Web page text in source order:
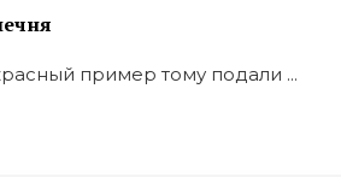
пример тому подали ...